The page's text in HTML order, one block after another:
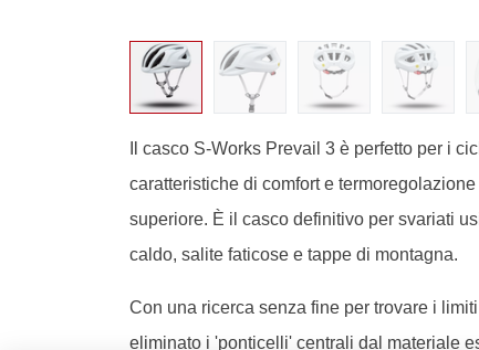
Il casco S-Works Prevail 3 è perfetto per i
caratteristiche di comfort e
superiore. È il casco definitivo per svariati
caldo, salite faticose e tappe di montagna.
Con una ricerca senza fine per trovare i
eliminato i 'ponticelli' centrali dal materiale